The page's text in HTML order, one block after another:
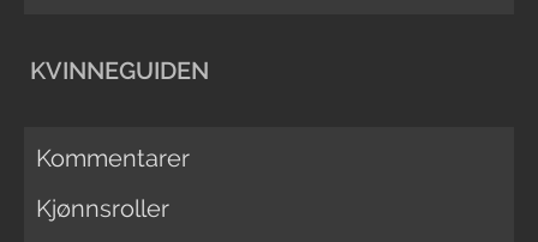
KVINNEGUIDEN
Kommentarer
Kjønnsroller